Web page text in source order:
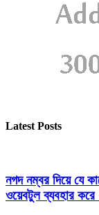
Latest Posts
নগদ নম্বর দিয়ে যে
ওয়েবটুল ব্যবহার করে